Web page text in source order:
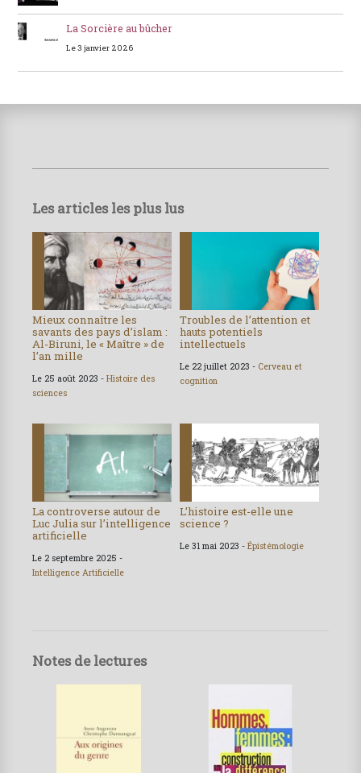
La Sorcière au bûcher
Le 3 janvier 2026
Les articles les plus lus
Mieux connaître les
savants des pays d’islam :
Al-Biruni, le « Maître » de
l’an mille
Le 25 août 2023 - Histoire des
sciences
Troubles de l’attention et
hauts potentiels
intellectuels
Le 22 juillet 2023 - Cerveau et
cognition
La controverse autour de
Luc Julia sur l’intelligence
artificielle
Le 2 septembre 2025 -
Intelligence Artificielle
L’histoire est-elle une
science ?
Le 31 mai 2023 - Épistémologie
Notes de lectures